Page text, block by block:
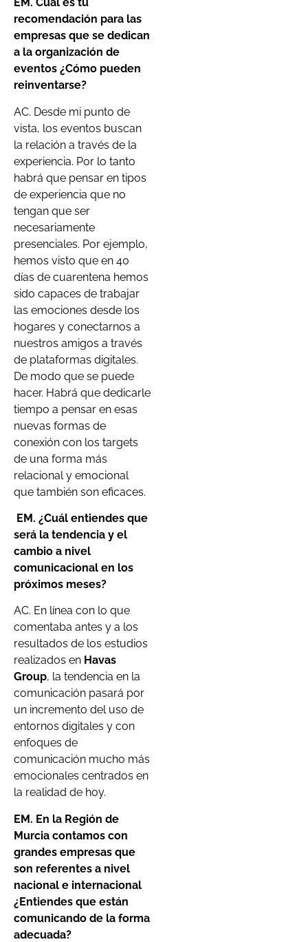
recomendación para las
empresas que se dedican
a la organización de
eventos ¿Cómo pueden
reinventarse?
AC. Desde mi punto de
vista, los eventos buscan
la relación a través de la
experiencia. Por lo tanto
habrá que pensar en tipos
de experiencia que no
tengan que ser
necesariamente
presenciales. Por ejemplo,
hemos visto que en 40
días de cuarentena hemos
sido capaces de trabajar
las emociones desde los
hogares y conectarnos a
nuestros amigos a través
de plataformas digitales.
De modo que se puede
hacer. Habrá que dedicarle
tiempo a pensar en esas
nuevas formas de
conexión con los targets
de una forma más
relacional y emocional
que también son eficaces.
EM. ¿Cuál entiendes que
será la tendencia y el
cambio a nivel
comunicacional en los
próximos meses?
AC. En línea con lo que
comentaba antes y a los
resultados de los estudios
realizados en Havas
Group, la tendencia en la
comunicación pasará por
un incremento del uso de
entornos digitales y con
enfoques de
comunicación mucho más
emocionales centrados en
la realidad de hoy.
EM. En la Región de
Murcia contamos con
grandes empresas que
son referentes a nivel
nacional e internacional
¿Entiendes que están
comunicando de la forma
adecuada?